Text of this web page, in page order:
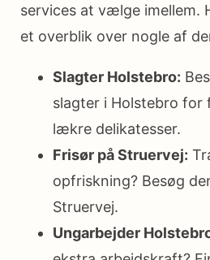
services at vælge imellem.
et overblik over nogle af
Slagter Holstebro:
slagter i Holstebro for
lækre delikatesser.
Frisør på Struervej:
opfriskning? Besøg
Struervej.
Ungarbejder